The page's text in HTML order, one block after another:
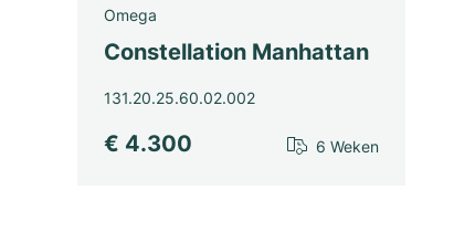
Omega
Constellation Manhattan
131.20.25.60.02.002
€ 4.300 6 Weken